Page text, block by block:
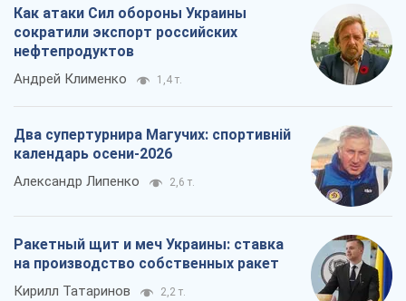
Как атаки Сил обороны Украины
сократили экспорт российских
нефтепродуктов
Андрей Клименко 1,4 т.
Два супертурнира Магучих: спортивній
календарь осени-2026
Александр Липенко 2,6 т.
Ракетный щит и меч Украины: ставка
на производство собственных ракет
Кирилл Татаринов 2,2 т.